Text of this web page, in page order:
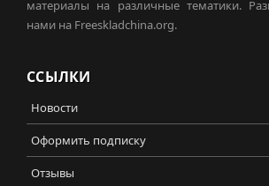
материалы на различные тематики.
нами на Freeskladchina.org.
ССЫЛКИ
Новости
Оформить подписку
Отзывы